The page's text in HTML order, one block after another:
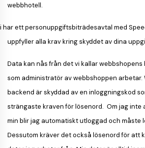
webbhotell.
har ett personuppgiftsbiträdesavtal med
uppfyller alla krav kring skyddet av dina
Data kan nås från det vi kallar
som administratör av webbshoppen arbetar.
backend är skyddad av en inloggningskod
strängaste kraven för lösenord. Om jag inte
min blir jag automatiskt utloggad och måste
Dessutom kräver det också lösenord för att